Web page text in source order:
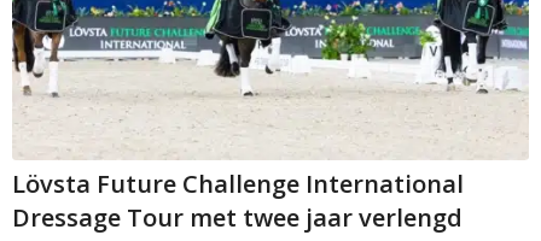
Lövsta Future Challenge International
Dressage Tour met twee jaar verlengd